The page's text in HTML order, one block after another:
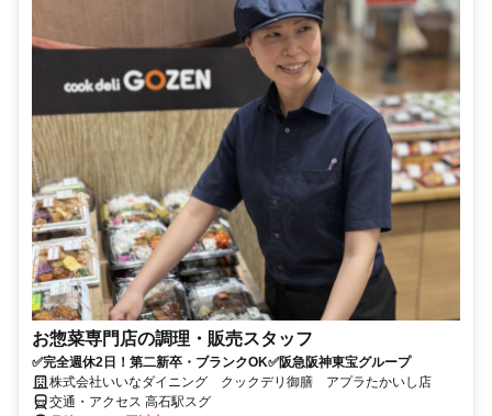
お惣菜専門店の調理・販売スタッフ
✅完全週休2日！第二新卒・ブランクOK✅阪急阪神東宝グループ
株式会社いいなダイニング クックデリ御膳 アプラたかいし店
交通・アクセス 高石駅スグ